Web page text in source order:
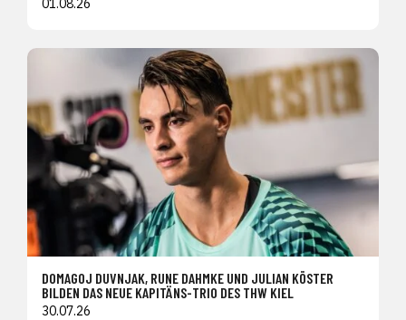
01.08.26
DOMAGOJ DUVNJAK, RUNE DAHMKE UND JULIAN KÖSTER
BILDEN DAS NEUE KAPITÄNS-TRIO DES THW KIEL
30.07.26